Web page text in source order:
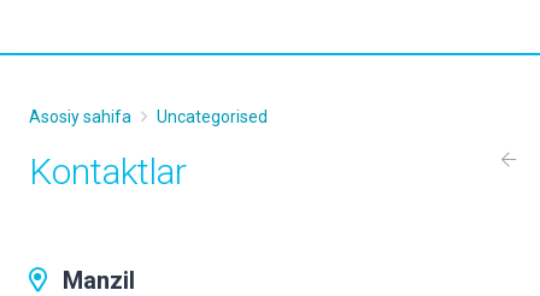
Asosiy sahifa Uncategorised
Kontaktlar
Manzil